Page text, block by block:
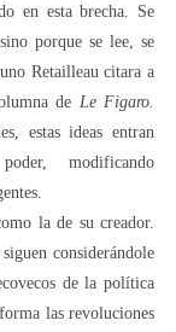
en esta brecha. Se
porque se lee, se
Retailleau citara a
de Le Figaro.
estas ideas entran
modificando
la de su creador.
considerándole
de la política
las revoluciones